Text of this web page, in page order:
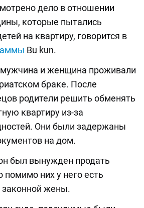
дело в отношении
которые пытались
на квартиру, говорится в
Bu kun.
и женщина проживали
браке. После
родители решить обменять
квартиру из-за
Они были задержаны
на дом.
был вынужден продать
помимо них у него есть
законной жены.